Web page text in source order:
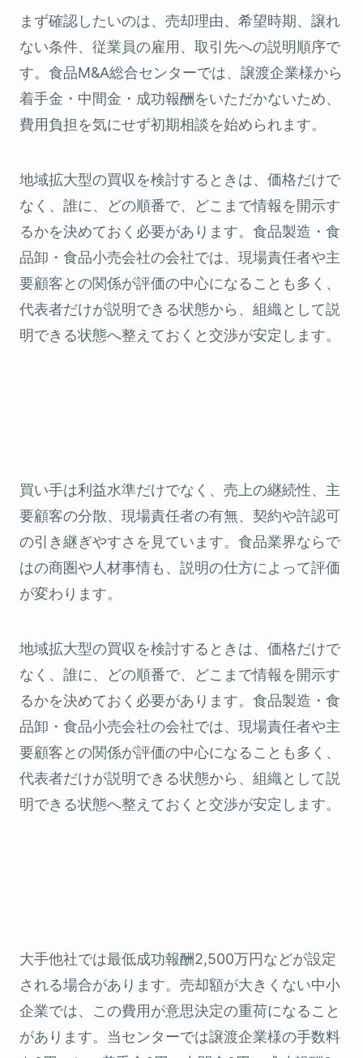
まず確認したいのは、売却理由、希望時期、譲れ
ない条件、従業員の雇用、取引先への説明順序で
す。食品M&A総合センターでは、譲渡企業様から
着手金・中間金・成功報酬をいただかないため、
費用負担を気にせず初期相談を始められます。
地域拡大型の買収を検討するときは、価格だけで
なく、誰に、どの順番で、どこまで情報を開示す
るかを決めておく必要があります。食品製造・食
品卸・食品小売会社の会社では、現場責任者や主
要顧客との関係が評価の中心になることも多く、
代表者だけが説明できる状態から、組織として説
明できる状態へ整えておくと交渉が安定します。
買い手は利益水準だけでなく、売上の継続性、主
要顧客の分散、現場責任者の有無、契約や許認可
の引き継ぎやすさを見ています。食品業界ならで
はの商圏や人材事情も、説明の仕方によって評価
が変わります。
地域拡大型の買収を検討するときは、価格だけで
なく、誰に、どの順番で、どこまで情報を開示す
るかを決めておく必要があります。食品製造・食
品卸・食品小売会社の会社では、現場責任者や主
要顧客との関係が評価の中心になることも多く、
代表者だけが説明できる状態から、組織として説
明できる状態へ整えておくと交渉が安定します。
大手他社では最低成功報酬2,500万円などが設定
される場合があります。売却額が大きくない中小
企業では、この費用が意思決定の重荷になること
があります。当センターでは譲渡企業様の手数料